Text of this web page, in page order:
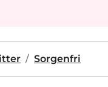
Sorgenfri